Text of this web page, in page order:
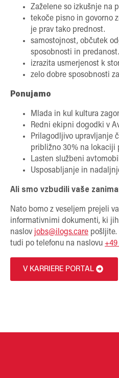
Zaželene so izkušnje na
tekoče pisno in govorno
je prav tako prednost.
samostojnost, občutek
sposobnosti in predanost.
izrazita usmerjenost k
zelo dobre sposobnosti
Ponujamo
Mlada in kul kultura
Redni ekipni dogodki v
Prilagodljivo upravljanje
približno 30% na lokaciji
Lasten službeni
Usposabljanje in
Ali smo vzbudili vaše
Nato bomo z veseljem prejeli
informativnimi dokumenti, ki
naslov jobs@ilogs.care pošljite.
tudi po telefonu na naslovu +49
V KARRIERE PORTAL